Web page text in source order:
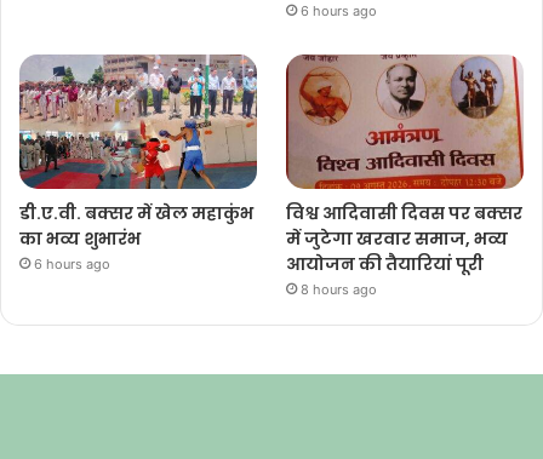
6 hours ago
डी.ए.वी. बक्सर में खेल महाकुंभ
का भव्य शुभारंभ
6 hours ago
विश्व आदिवासी दिवस पर बक्सर
में जुटेगा खरवार समाज, भव्य
आयोजन की तैयारियां पूरी
8 hours ago